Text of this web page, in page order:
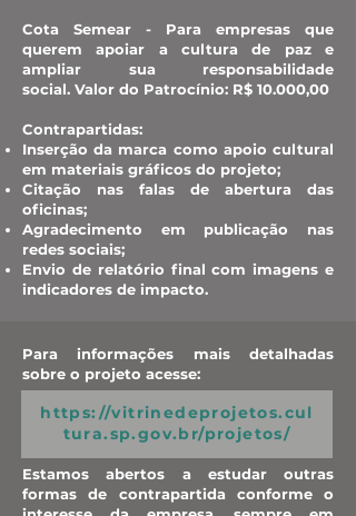
Cota Semear - Para empresas que
querem apoiar a cultura de paz e
ampliar sua responsabilidade
social. Valor do Patrocínio: R$ 10.000,00
Contrapartidas:
Inserção da marca como apoio cultural
em materiais gráficos do projeto;
Citação nas falas de abertura das
oficinas;
Agradecimento em publicação nas
redes sociais;
Envio de relatório final com imagens e
indicadores de impacto.
Para informações mais detalhadas
sobre o projeto acesse:
Estamos abertos a estudar outras
formas de contrapartida conforme o
https://vitrinedeprojetos.cul
tura.sp.gov.br/projetos/